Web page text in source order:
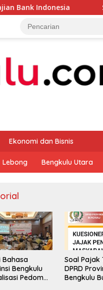
Sekda Apresiasi
Ekonomi dan Bisnis
Lebong Bengkulu Utara
Bahasa
Bengkulu
Pedoman
Soal Pajak
DPRD
Bengkulu